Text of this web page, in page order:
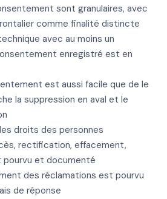
sont granulaires, avec
comme finalité distincte
avec au moins un
enregistré est en
est aussi facile que de le
la suppression en aval et le
droits des personnes
rectification, effacement,
et documenté
des réclamations est pourvu
de réponse